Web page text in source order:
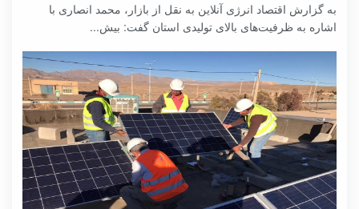
به گزارش اقتصاد انرژی آنلاین به نقل از بازار، محمد انصاری با
اشاره به ظرفیت‌های بالای تولیدی استان گفت: بیش...